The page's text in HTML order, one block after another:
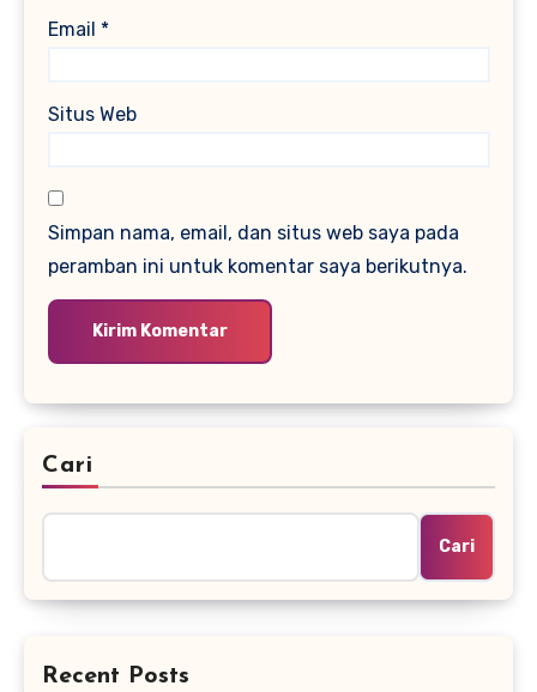
Email *
Situs Web
Simpan nama, email, dan situs web saya pada
peramban ini untuk komentar saya berikutnya.
Cari
Cari
Recent Posts